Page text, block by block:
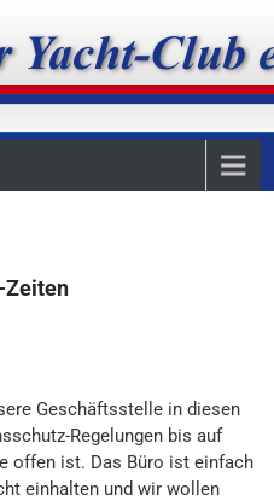
Yacht-Club
Zeiten
Geschäftsstelle in diesen
Regelungen bis auf
offen ist. Das Büro ist einfach
einhalten und wir wollen